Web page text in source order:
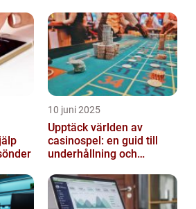
10 juni 2025
Upptäck världen av
casinospel: en guid till
underhållning och